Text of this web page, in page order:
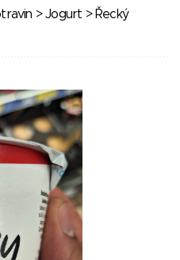
>Jogurt > Řecký